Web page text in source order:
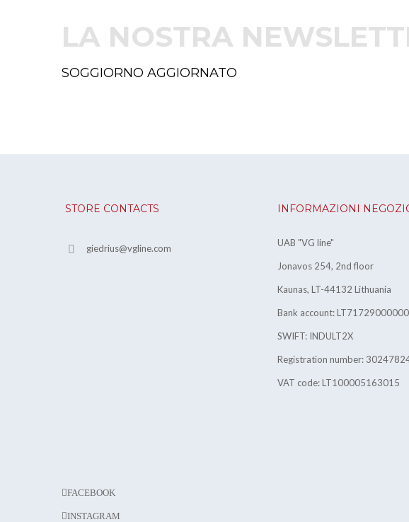
LA NOSTRA
SOGGIORNO AGGIORNATO
STORE CONTACTS
giedrius@vgline.com
INFORMAZIONI
UAB "VG line"
Jonavos 254, 2nd floor
Kaunas, LT-44132 Lithuania
Bank account:
SWIFT: INDULT2X
Registration number:
VAT code: LT100005163015
FACEBOOK
INSTAGRAM